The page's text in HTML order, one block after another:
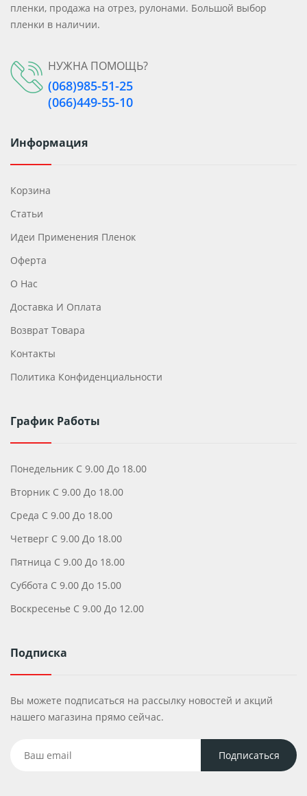
пленки, продажа на отрез, рулонами. Большой выбор
пленки в наличии.
НУЖНА ПОМОЩЬ?
(068)985-51-25
(066)449-55-10
Информация
Корзина
Статьи
Идеи Применения Пленок
Оферта
О Нас
Доставка И Оплата
Возврат Товара
Контакты
Политика Конфиденциальности
График Работы
Понедельник С 9.00 До 18.00
Вторник С 9.00 До 18.00
Среда С 9.00 До 18.00
Четверг С 9.00 До 18.00
Пятница С 9.00 До 18.00
Суббота С 9.00 До 15.00
Воскресенье С 9.00 До 12.00
Подписка
Вы можете подписаться на рассылку новостей и акций
нашего магазина прямо сейчас.